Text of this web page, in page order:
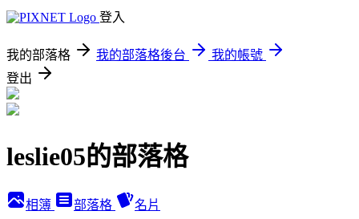
登入
我的部落格 我的部落格後台
我的帳號
登出
leslie05的部落格
相簿 部落格 名片